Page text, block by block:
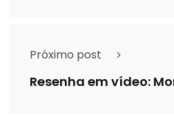
Próximo post
Resenha em vídeo: